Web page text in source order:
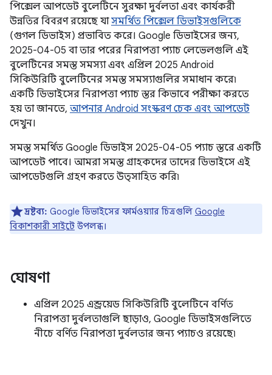
পিক্সেল আপডেট বুলেটিনে সুরক্ষা দুর্বলতা এবং কার্যকরী
উন্নতির বিবরণ রয়েছে যাসমর্থিত পিক্সেল ডিভাইসগুলিকে
(গুগল ডিভাইস) প্রভাবিত করে। Google ডিভাইসের জন্য,
2025-04-05 বা তার পরের নিরাপত্তা প্যাচ লেভেলগুলি এই
বুলেটিনের সমস্ত সমস্যা এবং এপ্রিল 2025 Android
সিকিউরিটি বুলেটিনের সমস্ত সমস্যাগুলির সমাধান করে৷
একটি ডিভাইসের নিরাপত্তা প্যাচ স্তর কিভাবে পরীক্ষা করতে
হয় তা জানতে, আপনার Android সংস্করণ চেক এবং আপডেট
দেখুন।
সমস্ত সমর্থিত Google ডিভাইস 2025-04-05 প্যাচ স্তরে একটি
আপডেট পাবে। আমরা সমস্ত গ্রাহকদের তাদের ডিভাইসে এই
আপডেটগুলি গ্রহণ করতে উত্সাহিত করি৷
দ্রষ্টব্য: Google ডিভাইসের ফার্মওয়্যার চিত্রগুলি Google
বিকাশকারী সাইটে উপলব্ধ।
ঘোষণা
এপ্রিল 2025 এন্ড্রয়েড সিকিউরিটি বুলেটিনে বর্ণিত
নিরাপত্তা দুর্বলতাগুলি ছাড়াও, Google ডিভাইসগুলিতে
নীচে বর্ণিত নিরাপত্তা দুর্বলতার জন্য প্যাচও রয়েছে৷